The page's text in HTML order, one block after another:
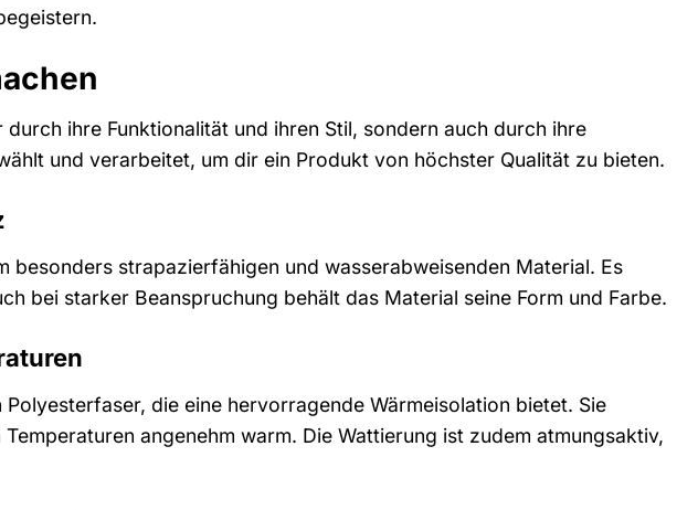
ihre Funktionalität und ihren Stil, sondern auch durch ihre
und verarbeitet, um dir ein Produkt von höchster Qualität zu bieten.
besonders strapazierfähigen und wasserabweisenden Material. Es
bei starker Beanspruchung behält das Material seine Form und Farbe.
die eine hervorragende Wärmeisolation bietet. Sie
angenehm warm. Die Wattierung ist zudem atmungsaktiv,